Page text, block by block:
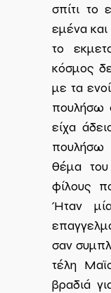
σπίτι το
εμένα
το
κόσμος
με τα
πουλήσω
είχα
θέμα
φίλους
Ήταν
σαν
τέλη
βραδιά